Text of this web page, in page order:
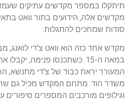
תיתקלו במספר מקדשים עתיקים
מקדשים אלה, הידועים בתור וואט
סודות שמחכים להתגלות.
מקדש אחד כזה הוא וואט צ'די לואנג,
במאה ה-15. כשתכנסו פנימה,
המעורר יראת כבוד של צ'די מתנשא,
משדר הוד. מתחם המקדש מכיל גם
וגילופים מורכבים המספרים